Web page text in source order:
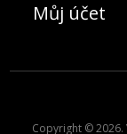
Můj účet
Copyright © 2026.